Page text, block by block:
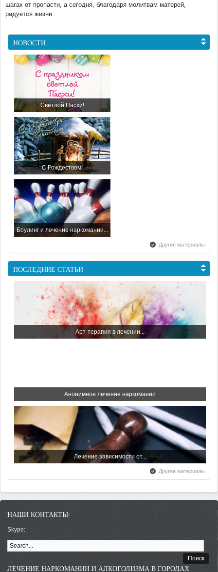
шагах от пропасти, а сегодня, благодаря молитвам матерей,
радуется жизни.
НОВОСТИ
Светлой Пасхи!
С Рождеством!
Боулинг и лечение наркомании...
С наступающим Новым Годом...
С праздником - с Днем...
Всероссийский день трезвости
Обучающий тренинг и лечение...
Другие материалы
ПОСЛЕДНИЕ СТАТЬИ
Арт-терапия в лечении...
Анонимное лечение наркомании
Лечение зависимости от...
Другие материалы
НАШИ КОНТАКТЫ:
Skype:
ФОРМА ПОИСКА
ЛЕЧЕНИЕ НАРКОМАНИИ И АЛКОГОЛИЗМА В ГОРОДАХ